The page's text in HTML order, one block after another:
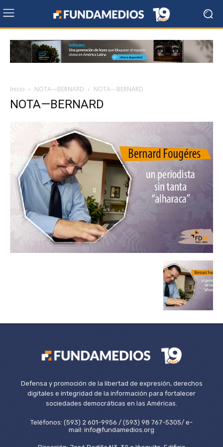
Inicio NOTA—BERNARD NOTA---BERNARD
NOTA—BERNARD
Defensa y promoción de la libertad de expresión, derechos
digitales e integridad de la información para fortalecer
sociedades democráticas en las Américas.
Teléfonos: (593) 2 601-9956 / (593) 98 767-5305/ e-
mail: info@fundamedios.org